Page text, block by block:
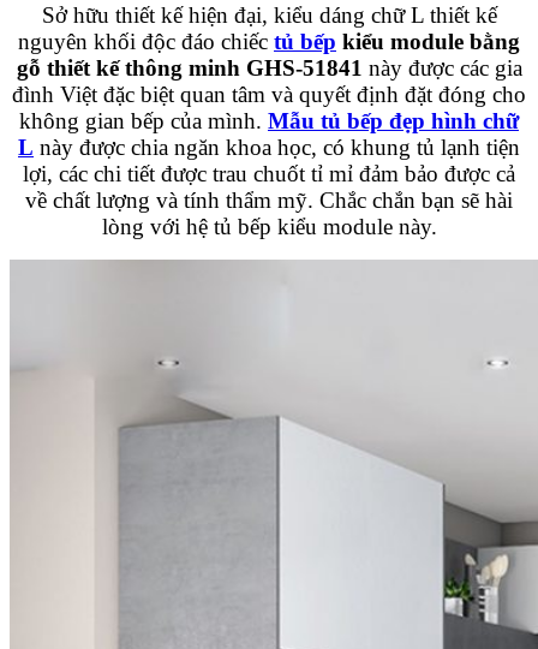
Sở hữu thiết kế hiện đại, kiểu dáng chữ L thiết kế
nguyên khối độc đáo chiếc tủ bếp kiểu module bằng
gỗ thiết kế thông minh GHS-51841 này được các gia
đình Việt đặc biệt quan tâm và quyết định đặt đóng cho
không gian bếp của mình. Mẫu tủ bếp đẹp hình chữ
L này được chia ngăn khoa học, có khung tủ lạnh tiện
lợi, các chi tiết được trau chuốt tỉ mỉ đảm bảo được cả
về chất lượng và tính thẩm mỹ. Chắc chắn bạn sẽ hài
lòng với hệ tủ bếp kiểu module này.